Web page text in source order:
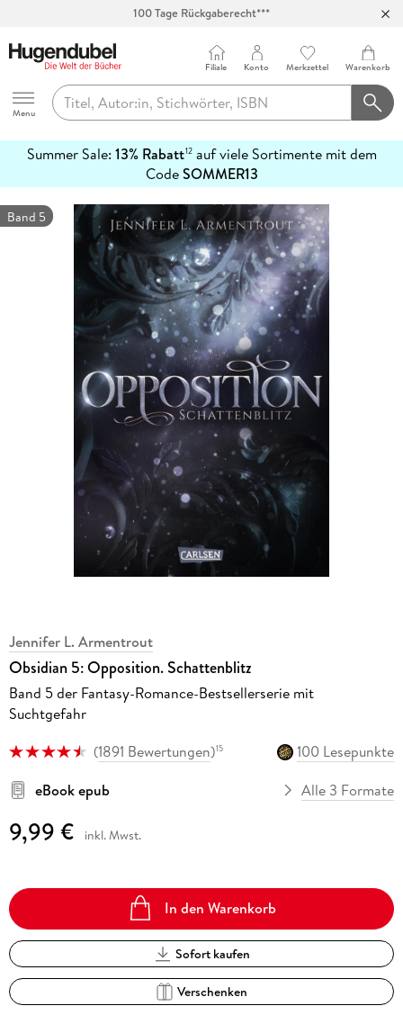
100 Tage Rückgaberecht***
Hugendubel
Menu
Filiale Konto Merkzettel Warenkorb
Summer Sale: 13% Rabatt12auf viele Sortimente mit dem
CodeSOMMER13
erfahren
Band 5
Jennifer L. Armentrout
Obsidian 5: Opposition. Schattenblitz
Band 5 der Fantasy-Romance-Bestsellerserie mit
Suchtgefahr
(1891 Bewertungen)15
100 Lesepunkte
eBook epub
Alle 3 Formate
9,99 € inkl. Mwst.
In den Warenkorb
Sofort kaufen
Verschenken